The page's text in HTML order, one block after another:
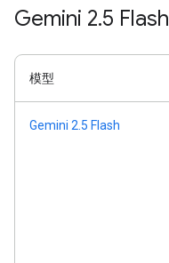
Gemini 2.5 Flash
模型
Gemini 2.5 Flash